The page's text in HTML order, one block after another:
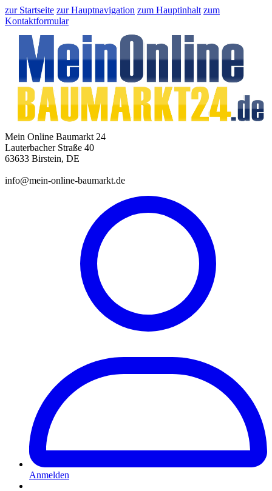
zur Startseite zur Hauptnavigation zum Hauptinhalt zum
Kontaktformular
Mein Online Baumarkt 24
Lauterbacher Straße 40
63633 Birstein, DE
info@mein-online-baumarkt.de
Anmelden